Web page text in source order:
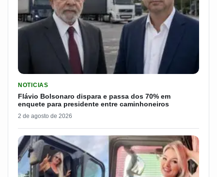
NOTICIAS
Flávio Bolsonaro dispara e passa dos 70% em
enquete para presidente entre caminhoneiros
2 de agosto de 2026